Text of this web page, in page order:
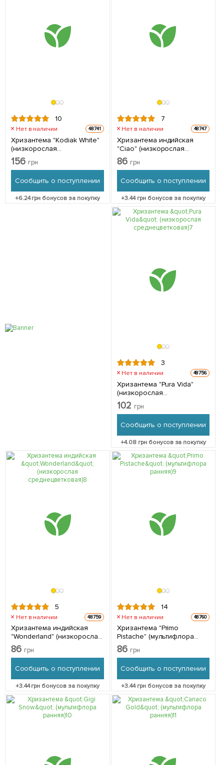
10
Нет в наличии 48741
Хризантема "Kodiak White"
(низкорослая
среднецветковая) 1 шт в
упаковке
156 грн
Сообщить о поступлении
+6.24грн бонусов за покупку
7
Нет в наличии 48747
Хризантема индийская
"Ciao" (низкорослая
среднецветковая) 1 шт в
упаковке
86 грн
Сообщить о поступлении
+3.44грн бонусов за покупку
3
Нет в наличии 48756
Хризантема "Pura Vida"
(низкорослая
среднецветковая) 1 шт в
упаковке
102 грн
Сообщить о поступлении
+4.08грн бонусов за покупку
5
Нет в наличии 48759
Хризантема индийская
"Wonderland" (низкорослая
среднецветковая) 1 шт в
упаковке
86 грн
Сообщить о поступлении
+3.44грн бонусов за покупку
14
Нет в наличии 48760
Хризантема "Primo
Pistache" (мультифлора
86 грн
Сообщить о поступлении
+3.44грн бонусов за покупку